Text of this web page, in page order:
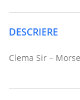
DESCRIERE
Clema Sir –